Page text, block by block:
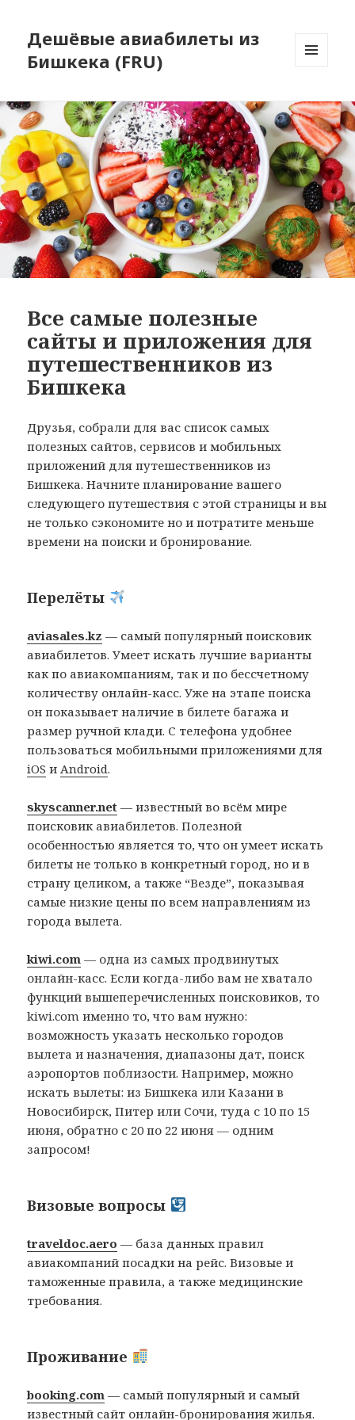
Дешёвые авиабилеты из
Бишкека (FRU)
ВИДЖЕТЫ
Все самые полезные
сайты и приложения для
путешественников из
Бишкека
Друзья, собрали для вас список самых
полезных сайтов, сервисов и мобильных
приложений для путешественников из
Бишкека. Начните планирование вашего
следующего путешествия с этой страницы и вы
не только сэкономите но и потратите меньше
времени на поиски и бронирование.
Перелёты
aviasales.kz — самый популярный поисковик
авиабилетов. Умеет искать лучшие варианты
как по авиакомпаниям, так и по бессчетному
количеству онлайн-касс. Уже на этапе поиска
он показывает наличие в билете багажа и
размер ручной клади. С телефона удобнее
пользоваться мобильными приложениями для
iOS и Android.
skyscanner.net — известный во всём мире
поисковик авиабилетов. Полезной
особенностью является то, что он умеет искать
билеты не только в конкретный город, но и в
страну целиком, а также “Везде”, показывая
самые низкие цены по всем направлениям из
города вылета.
kiwi.com — одна из самых продвинутых
онлайн-касс. Если когда-либо вам не хватало
функций вышеперечисленных поисковиков, то
kiwi.com именно то, что вам нужно:
возможность указать несколько городов
вылета и назначения, диапазоны дат, поиск
аэропортов поблизости. Например, можно
искать вылеты: из Бишкека или Казани в
Новосибирск, Питер или Сочи, туда с 10 по 15
июня, обратно с 20 по 22 июня — одним
запросом!
Визовые вопросы
traveldoc.aero — база данных правил
авиакомпаний посадки на рейс. Визовые и
таможенные правила, а также медицинские
требования.
Проживание
booking.com — самый популярный и самый
известный сайт онлайн-бронирования жилья.